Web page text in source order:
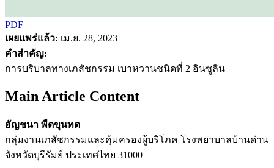
PDF
เผยแพร่แล้ว: เม.ย. 28, 2023
คำสำคัญ:
การบริบาลทางเภสัชกรรม เบาหวานชนิดที่ 2 อินซูลิน
Main Article Content
อัญชนา พืดขุนทด
กลุ่มงานเภสัชกรรมและคุ้มครองผู้บริโภค โรงพยาบาลบ้านด่าน
จังหวัดบุรีรัมย์ ประเทศไทย 31000